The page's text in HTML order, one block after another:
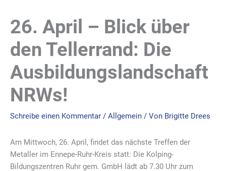
26. April – Blick über
den Tellerrand: Die
Ausbildungslandschaft
NRWs!
Schreibe einen Kommentar / Allgemein / Von Brigitte Drees
Am Mittwoch, 26. April, findet das nächste Treffen der
Metaller im Ennepe-Ruhr-Kreis statt: Die Kolping-
Bildungszentren Ruhr gem. GmbH lädt ab 7.30 Uhr zum